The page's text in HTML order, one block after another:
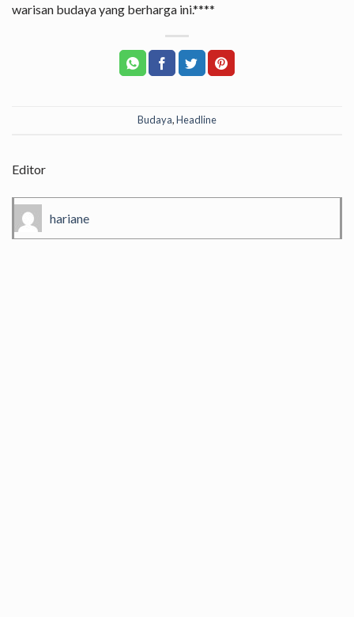
warisan budaya yang berharga ini.****
Budaya,Headline
Editor
hariane